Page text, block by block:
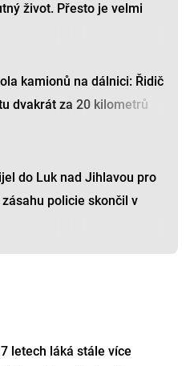
život. Přesto je velmi
kamionů na dálnici: Řidič
dvakrát za 20 kilometrů
do Luk nad Jihlavou pro
zásahu policie skončil v
letech láká stále více